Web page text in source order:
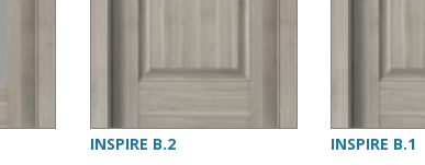
INSPIRE B.2 INSPIRE B.1